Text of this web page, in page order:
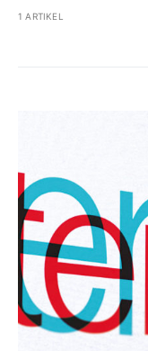
1 ARTIKEL